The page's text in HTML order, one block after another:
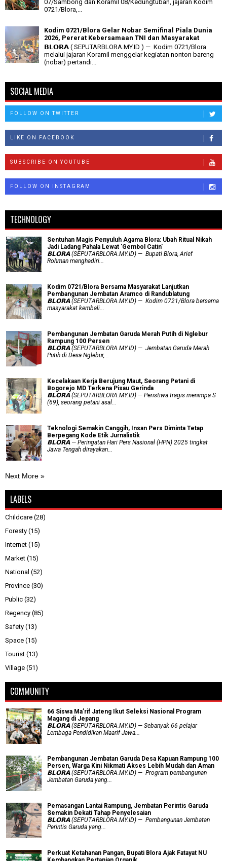
07/Sambong dan Koramil 08/Kedungtuban, jajaran Kodim
0721/Blora,...
Kodim 0721/Blora Gelar Nobar Semifinal Piala Dunia
2026, Pererat Kebersamaan TNI dan Masyarakat
𝗕𝗟𝗢𝗥𝗔 ( SEPUTARBLORA.MY.ID ) — Kodim 0721/Blora
melalui jajaran Koramil menggelar kegiatan nonton bareng
(nobar) pertandi...
SOCIAL MEDIA
FOLLOW ON TWITTER
LIKE ON FACEBOOK
SUBSCRIBE ON YOUTUBE
FOLLOW ON INSTAGRAM
TECHNOLOGY
Sentuhan Magis Penyuluh Agama Blora: Ubah Ritual Nikah
Jadi Ladang Pahala Lewat 'Gembol Catin'
𝗕𝗟𝗢𝗥𝗔 (SEPUTARBLORA.MY.ID) — Bupati Blora, Arief
Rohman menghadiri...
Kodim 0721/Blora Bersama Masyarakat Lanjutkan
Pembangunan Jembatan Aramco di Randublatung
𝗕𝗟𝗢𝗥𝗔 (SEPUTARBLORA.MY.ID) — Kodim 0721/Blora bersama
masyarakat kembali...
Pembangunan Jembatan Garuda Merah Putih di Nglebur
Rampung 100 Persen
𝗕𝗟𝗢𝗥𝗔 (SEPUTARBLORA.MY.ID) — Jembatan Garuda Merah
Putih di Desa Nglebur,...
Kecelakaan Kerja Berujung Maut, Seorang Petani di
Bogorejo MD Terkena Pisau Gerinda
𝗕𝗟𝗢𝗥𝗔 (SEPUTARBLORA.MY.ID) — Peristiwa tragis menimpa S
(69), seorang petani asal...
Teknologi Semakin Canggih, Insan Pers Diminta Tetap
Berpegang Kode Etik Jurnalistik
𝗕𝗟𝗢𝗥𝗔 — Peringatan Hari Pers Nasional (HPN) 2025 tingkat
Jawa Tengah dirayakan...
Next More »
LABELS
Childcare (28)
Foresty (15)
Internet (15)
Market (15)
National (52)
Province (30)
Public (32)
Regency (85)
Safety (13)
Space (15)
Tourist (13)
Village (51)
COMMUNITY
66 Siswa Ma’rif Jateng Ikut Seleksi Nasional Program
Magang di Jepang
𝗕𝗟𝗢𝗥𝗔 (SEPUTARBLORA.MY.ID) — Sebanyak 66 pelajar
Lembaga Pendidikan Maarif Jawa...
Pembangunan Jembatan Garuda Desa Kapuan Rampung 100
Persen, Warga Kini Nikmati Akses Lebih Mudah dan Aman
𝗕𝗟𝗢𝗥𝗔 (SEPUTARBLORA.MY.ID) — Program pembangunan
Jembatan Garuda yang...
Pemasangan Lantai Rampung, Jembatan Perintis Garuda
Semakin Dekati Tahap Penyelesaian
𝗕𝗟𝗢𝗥𝗔 (SEPUTARBLORA.MY.ID) — Pembangunan Jembatan
Perintis Garuda yang...
​Perkuat Ketahanan Pangan, Bupati Blora Ajak Fatayat NU